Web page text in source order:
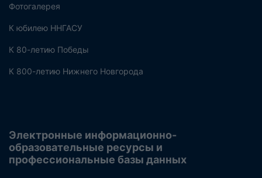
Фотогалерея
К юбилею ННГАСУ
К 80-летию Победы
К 800-летию Нижнего Новгорода
Электронные информационно-
образовательные ресурсы и
профессиональные базы данных